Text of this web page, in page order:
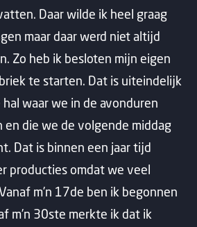
Daar wilde ik heel graag
maar daar werd niet altijd
Zo heb ik besloten mijn eigen
te starten. Dat is uiteindelijk
waar we in de avonduren
en die we de volgende middag
Dat is binnen een jaar tijd
producties omdat we veel
m’n 17de ben ik begonnen
m’n 30ste merkte ik dat ik